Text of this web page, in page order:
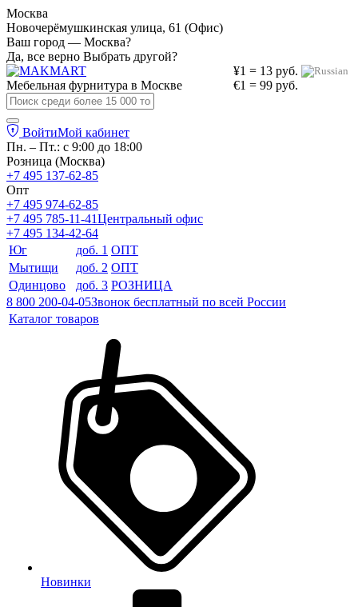
Москва
Новочерёмушкинская улица, 61 (Офис)
Ваш город — Москва?
Да, все верно Выбрать другой?
¥1 = 13 руб.
€1 = 99 руб.
Мебельная фурнитура в Москве
ВойтиМой кабинет
Пн. – Пт.: с 9:00 до 18:00
Розница (Москва)
+7 495 137-62-85
Опт
+7 495 974-62-85
+7 495 785-11-41Центральный офис
+7 495 134-42-64
Юг
доб. 1 ОПТ
Мытищи
доб. 2 ОПТ
Одинцово
доб. 3 РОЗНИЦА
8 800 200-04-05Звонок бесплатный по всей России
Каталог товаров
Новинки